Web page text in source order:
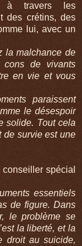
à travers les
des crétins, des
lui, avec un
la malchance de
de vivants
en vie et vous
paraissent
le désespoir
solide. Tout cela
de survie est une
spécial
essentiels
de figure. Dans
le problème se
la liberté, et la
droit au suicide,